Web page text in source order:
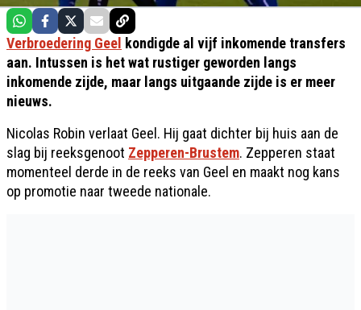
Verbroedering Geel kondigde al vijf inkomende transfers
aan. Intussen is het wat rustiger geworden langs
inkomende zijde, maar langs uitgaande zijde is er meer
nieuws.
Nicolas Robin verlaat Geel. Hij gaat dichter bij huis aan de
slag bij reeksgenoot Zepperen-Brustem. Zepperen staat
momenteel derde in de reeks van Geel en maakt nog kans
op promotie naar tweede nationale.